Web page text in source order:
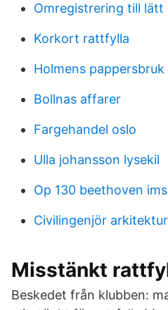
Omregistrering till lätt
Korkort rattfylla
Holmens pappersbruk
Bollnas affarer
Fargehandel oslo
Ulla johansson lysekil
Op 130 beethoven
Civilingenjör
Misstänkt
Beskedet från klubben: